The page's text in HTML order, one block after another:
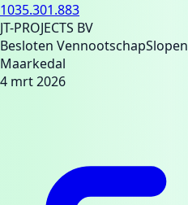
1035.301.883
JT-PROJECTS BV
Besloten VennootschapSlopen
Maarkedal
4 mrt 2026